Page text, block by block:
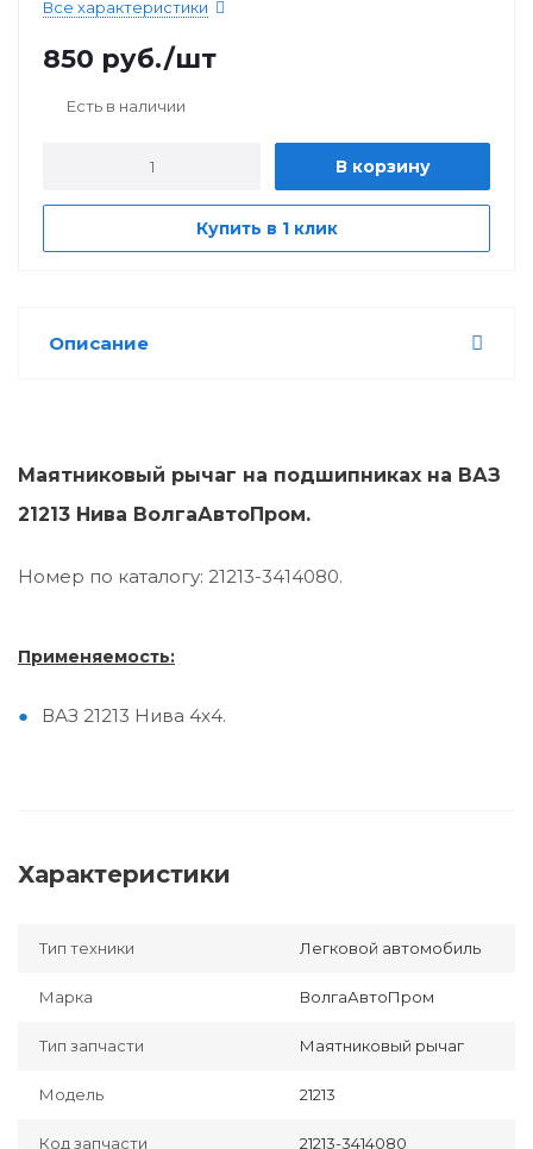
Все характеристики
850 руб./шт
Есть в наличии
В корзину
Купить в 1 клик
Описание
Маятниковый рычаг на подшипниках на ВАЗ
21213 Нива ВолгаАвтоПром.
Номер по каталогу: 21213-3414080.
Применяемость:
ВАЗ 21213 Нива 4х4.
Характеристики
Тип техники Легковой автомобиль
Марка ВолгаАвтоПром
Тип запчасти Маятниковый рычаг
Модель 21213
Код запчасти 21213-3414080